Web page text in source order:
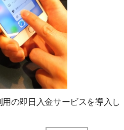
の即日入金サービスを導入し